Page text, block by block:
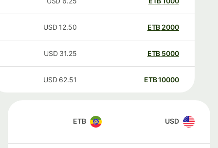
2000
ETB
12.50
USD
5000
ETB
31.25
USD
10000
ETB
62.51
USD
USD
ETB